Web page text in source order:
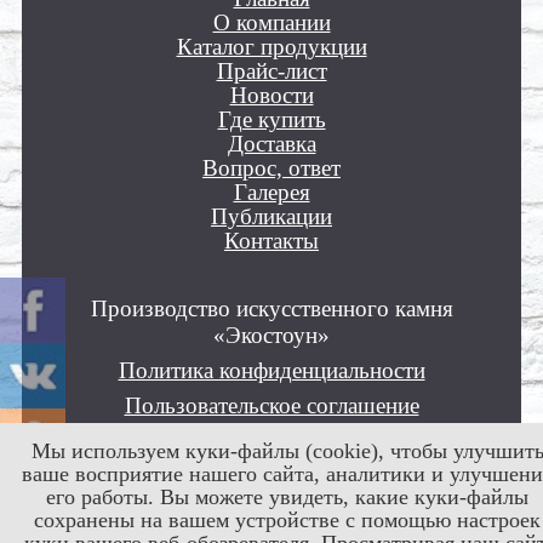
О компании
Каталог продукции
Прайс-лист
Новости
Где купить
Доставка
Вопрос, ответ
Галерея
Публикации
Контакты
Производство искусственного камня
«Экостоун»
Политика конфиденциальности
Пользовательское соглашение
Положение об обработке персональных
данных
Все права защищены © 2012 - 2026
Мы используем куки-файлы (cookie), чтобы улучшить
ваше восприятие нашего сайта, аналитики и
его работы. Вы можете увидеть, какие куки-файлы
сохранены на вашем устройстве с помощью настроек